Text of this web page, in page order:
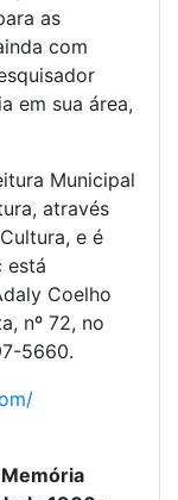
as
com
em sua área,
Municipal
através
e é
está
Coelho
nº 72, no
5660.
Memória